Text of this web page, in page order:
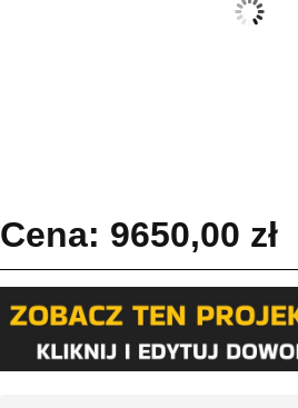
Cena: 9650,00 zł